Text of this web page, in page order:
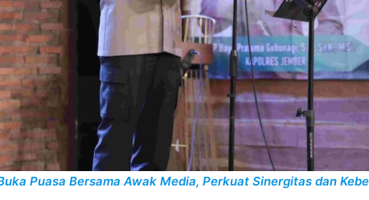
Puasa Bersama Awak Media, Perkuat Sinergitas dan